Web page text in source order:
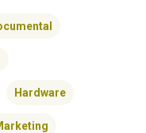
Hardware